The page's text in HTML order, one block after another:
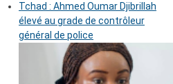
Tchad : Ahmed Oumar Djibrillah
élevé au grade de contrôleur
général de police